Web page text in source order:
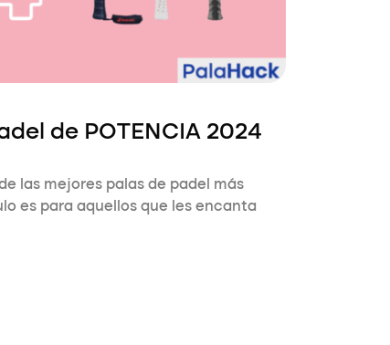
de POTENCIA 2024
las mejores palas de padel más
es para aquellos que les encanta